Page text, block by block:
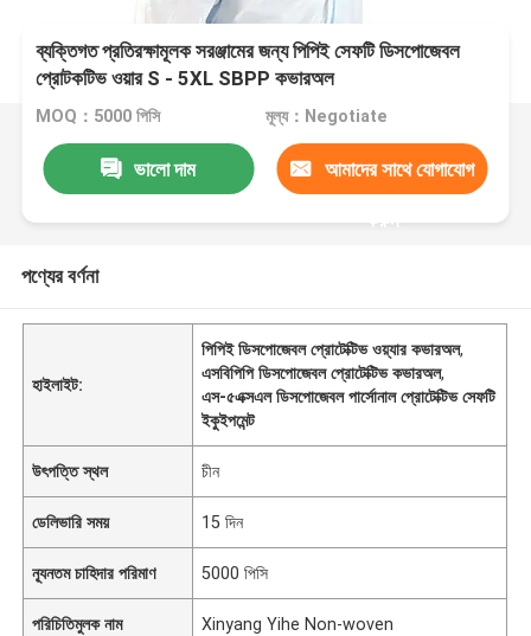
ব্যক্তিগত প্রতিরক্ষামূলক সরঞ্জামের জন্য পিপিই সেফটি ডিসপোজেবল
প্রোটকটিভ ওয়ার S - 5XL SBPP কভারঅল
MOQ：5000 পিসি মূল্য：Negotiate
ভালো দাম আমাদের সাথে যোগাযোগ
করুন
পণ্যের বর্ণনা
হাইলাইট:
পিপিই ডিসপোজেবল প্রোটেক্টিভ ওয়্যার কভারঅল,
এসবিপিপি ডিসপোজেবল প্রোটেক্টিভ কভারঅল,
এস-৫এক্সএল ডিসপোজেবল পার্সোনাল প্রোটেক্টিভ সেফটি
ইকুইপমেন্ট
উৎপত্তি স্থল চীন
ডেলিভারি সময় 15 দিন
ন্যূনতম চাহিদার পরিমাণ 5000 পিসি
পরিচিতিমুলক নাম Xinyang Yihe Non-woven